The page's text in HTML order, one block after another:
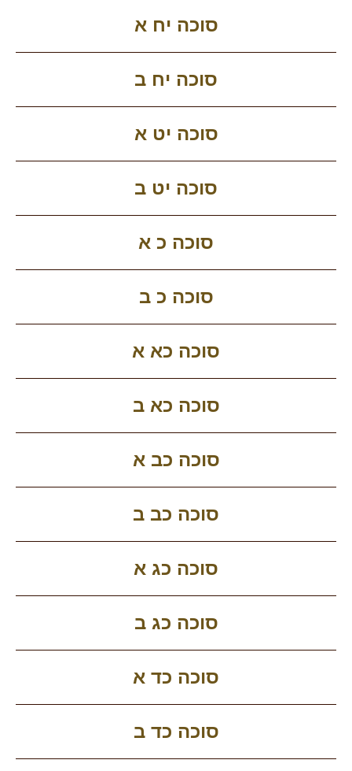
סוכה יח א
סוכה יח ב
סוכה יט א
סוכה יט ב
סוכה כ א
סוכה כ ב
סוכה כא א
סוכה כא ב
סוכה כב א
סוכה כב ב
סוכה כג א
סוכה כג ב
סוכה כד א
סוכה כד ב